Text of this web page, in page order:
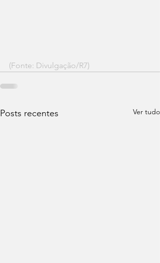
(Fonte: Divulgação/R7)
Posts recentes Ver tudo